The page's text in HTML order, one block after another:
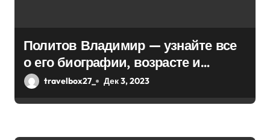
Политов Владимир — узнайте все
о его биографии, возрасте и
впечатляющих достижениях!
travelbox27_ Дек 3, 2023